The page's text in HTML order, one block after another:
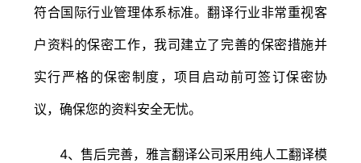
符合国际行业管理体系标准。翻译行业非常重视客
户资料的保密工作，我司建立了完善的保密措施并
实行严格的保密制度，项目启动前可签订保密协
议，确保您的资料安全无忧。
4、售后完善，雅言翻译公司采用纯人工翻译模